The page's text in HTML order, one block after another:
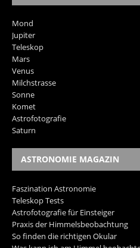
Mond
Jupiter
Teleskop
Mars
Venus
Milchstrasse
Sonne
Komet
Astrofotografie
Saturn
ASTRONOMIE MAGAZIN
Faszination Astronomie
Teleskop Tests
Astrofotografie für Einsteiger
Praxis der Himmelsbeobachtung
So finden die richtigen Okular